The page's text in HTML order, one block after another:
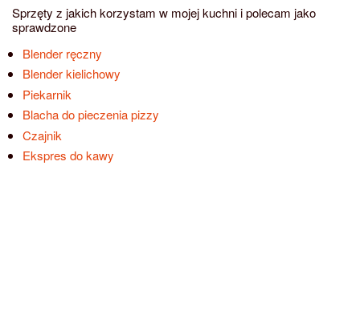
Sprzęty z jakich korzystam w mojej kuchni i polecam jako
sprawdzone
Blender ręczny
Blender kielichowy
Piekarnik
Blacha do pieczenia pizzy
Czajnik
Ekspres do kawy